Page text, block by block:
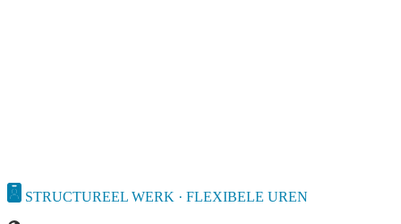
STRUCTUREEL WERK · FLEXIBELE UREN